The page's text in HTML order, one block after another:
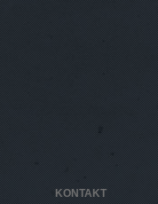
KONTAKT